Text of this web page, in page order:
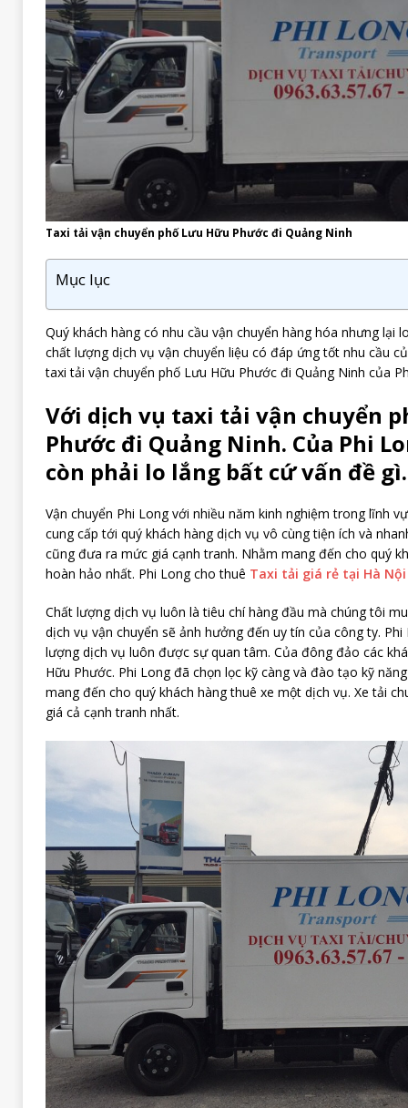
Taxi tải vận chuyển phố Lưu Hữu Phước đi Quảng Ninh
Mục lục
Quý khách hàng có nhu cầu vận chuyển hàng hóa nhưng lại
chất lượng dịch vụ vận chuyển liệu có đáp ứng tốt nhu cầu
taxi tải vận chuyển phố Lưu Hữu Phước đi Quảng Ninh của
Với dịch vụ taxi tải vận chuyển
Phước đi Quảng Ninh. Của Phi
còn phải lo lắng bất cứ vấn đề gì.
Vận chuyển Phi Long với nhiều năm kinh nghiệm trong lĩnh
cung cấp tới quý khách hàng dịch vụ vô cùng tiện ích và
cũng đưa ra mức giá cạnh tranh. Nhằm mang đến cho quý
hoàn hảo nhất. Phi Long cho thuê Taxi tải giá rẻ tại Hà
Chất lượng dịch vụ luôn là tiêu chí hàng đầu mà chúng tôi
dịch vụ vận chuyển sẽ ảnh hưởng đến uy tín của công ty.
lượng dịch vụ luôn được sự quan tâm. Của đông đảo các
Hữu Phước. Phi Long đã chọn lọc kỹ càng và đào tạo kỹ
mang đến cho quý khách hàng thuê xe một dịch vụ. Xe tải
giá cả cạnh tranh nhất.